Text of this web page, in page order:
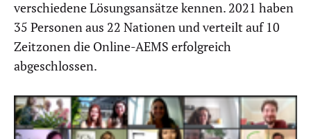
verschiedene Lösungsansätze kennen. 2021 haben
35 Personen aus 22 Nationen und verteilt auf 10
Zeitzonen die Online-AEMS erfolgreich
abgeschlossen.